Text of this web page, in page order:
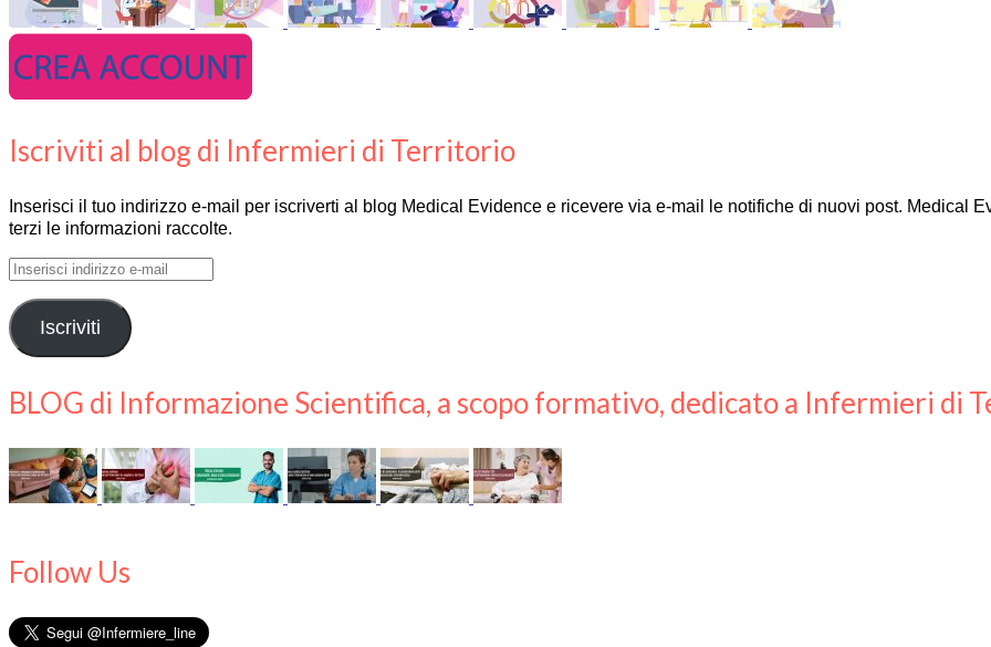
Iscriviti al blog di Infermieri di Territorio
Inserisci il tuo indirizzo e-mail per iscriverti al blog Medical Evidence e ricevere via e-mail le notifiche di nuovi post. Medical
terzi le informazioni raccolte.
Inserisci
e-
mail Iscriviti
BLOG di Informazione Scientifica, a scopo formativo, dedicato a Infermieri di
Follow Us